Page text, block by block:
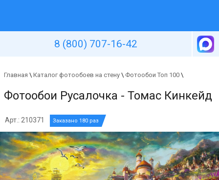
8 (800) 707-16-42
Главная \ Каталог фотообоев на стену \ Фотообои Топ 100 \
Фотообои Русалочка - Томас Кинкейд
Арт.: 210371 Заказано 180 раз